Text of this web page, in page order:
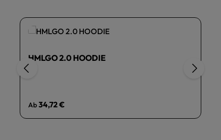
HMLGO 2.0 HOODIE
Regulärer Preis:
Ab34,72 €